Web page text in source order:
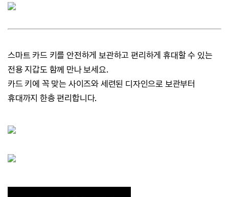
스마트 카드 키를 안전하게 보관하고 편리하게 휴대할 수 있는
전용 지갑도 함께 만나 보세요.
카드 키에 꼭 맞는 사이즈와 세련된 디자인으로 보관부터
휴대까지 한층 편리합니다.